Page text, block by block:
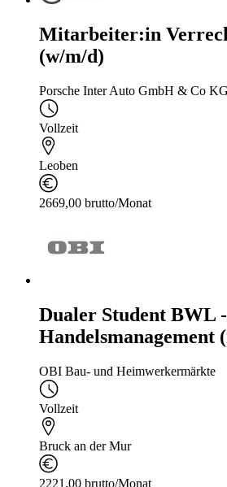
Mitarbeiter:in
(w/m/d)
Porsche Inter Auto GmbH & Co KG
Vollzeit
Leoben
2669,00 brutto/Monat
Dualer Student BWL -
Handelsmanagement
OBI Bau- und Heimwerkermärkte
Vollzeit
Bruck an der Mur
2221,00 brutto/Monat